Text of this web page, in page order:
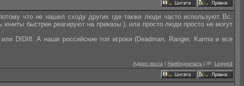
что не нашел сходу других где также люди часто используют Bc.
быстрее реагируют на приказы ), или просто люди просто не могут
DIDI8. А наши российские топ игроки (Deadman, Ranger, Karma и все
Адрес поста | Наябедничать | IP: Logged